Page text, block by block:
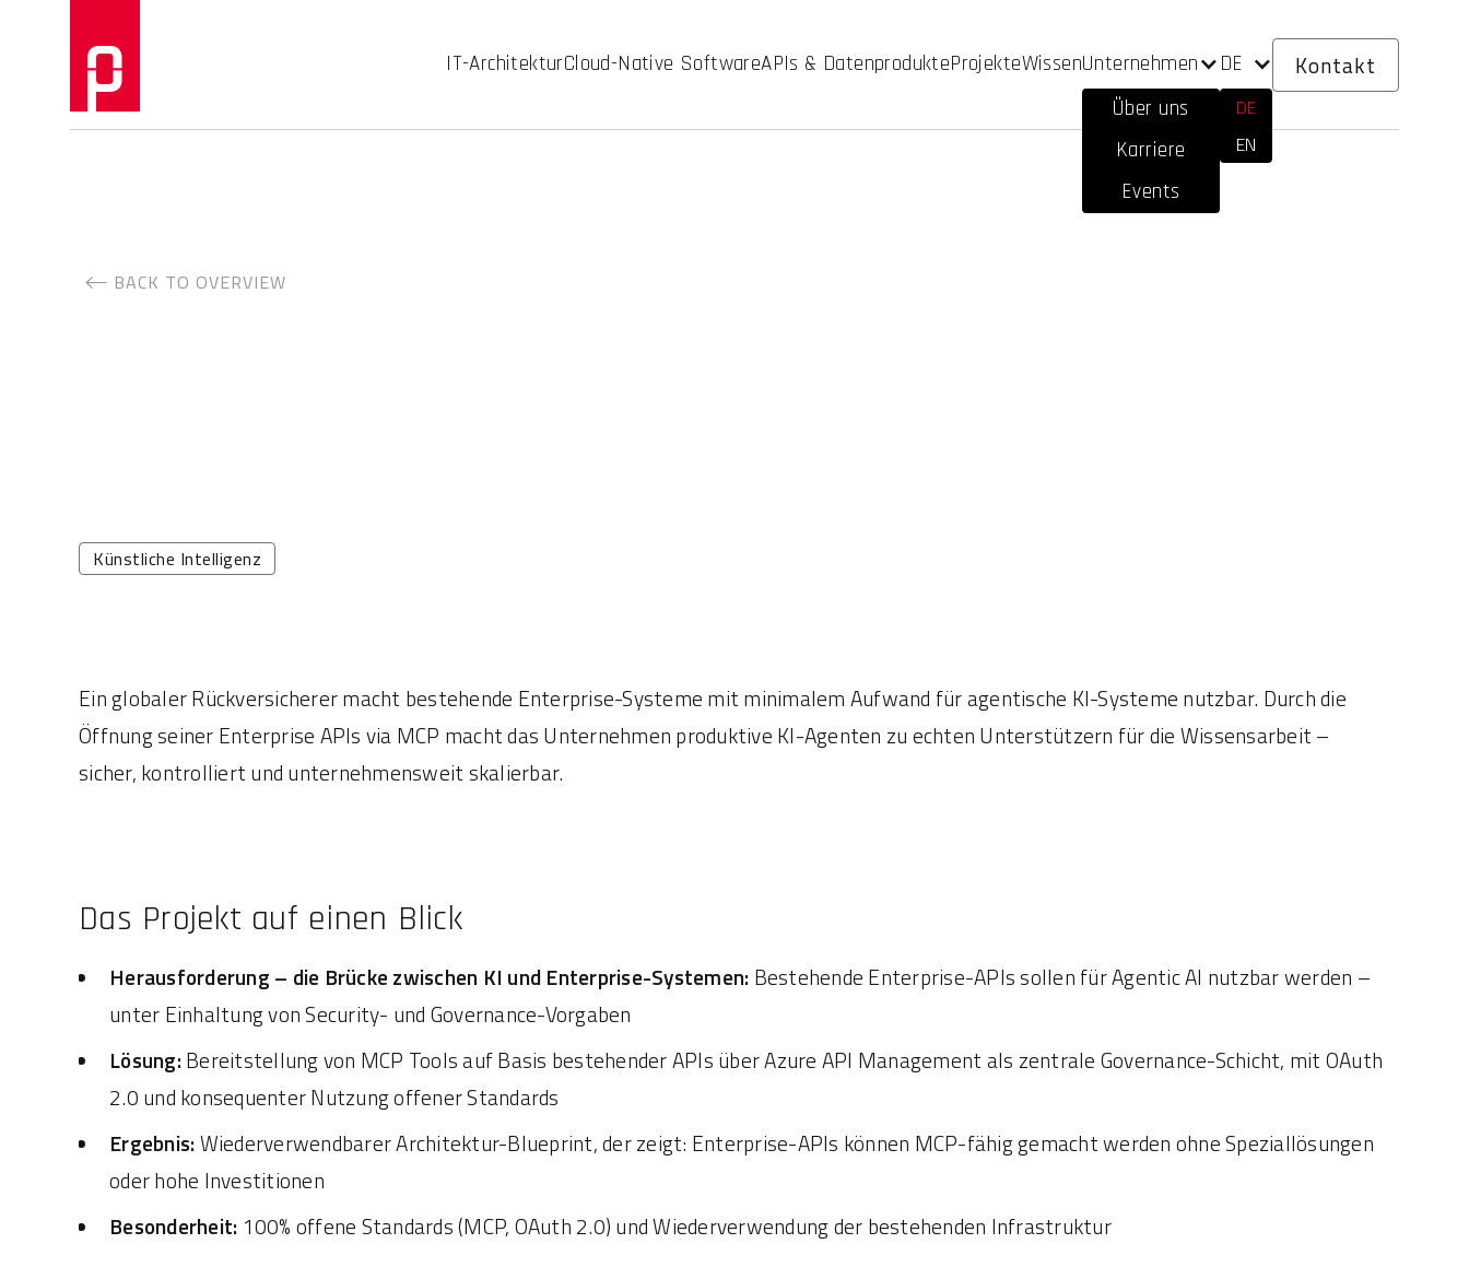
IT-ArchitekturCloud-Native SoftwareAPIs & DatenprodukteProjekteWissenUnternehmen
Über uns
Karriere
Events
DE
DE
EN
Kontakt
BACK TO OVERVIEW
Künstliche Intelligenz
Ein globaler Rückversicherer macht bestehende Enterprise-Systeme mit minimalem Aufwand für agentische KI-Systeme nutzbar. Durch die
Öffnung seiner Enterprise APIs via MCP macht das Unternehmen produktive KI-Agenten zu echten Unterstützern für die Wissensarbeit –
sicher, kontrolliert und unternehmensweit skalierbar.
Das Projekt auf einen Blick
Herausforderung – die Brücke zwischen KI und Enterprise-Systemen: Bestehende Enterprise-APIs sollen für Agentic AI nutzbar werden –
unter Einhaltung von Security- und Governance-Vorgaben
Lösung:Bereitstellung von MCP Tools auf Basis bestehender APIs über Azure API Management als zentrale Governance-Schicht, mit OAuth
2.0 und konsequenter Nutzung offener Standards
Ergebnis:Wiederverwendbarer Architektur-Blueprint, der zeigt: Enterprise-APIs können MCP-fähig gemacht werden ohne Speziallösungen
oder hohe Investitionen
Besonderheit: 100% offene Standards (MCP, OAuth 2.0) und Wiederverwendung der bestehenden Infrastruktur